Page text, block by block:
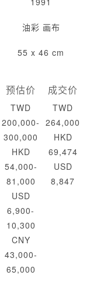
油彩 画布
55 x 46 cm
预估价
TWD
200,000-
300,000
HKD
54,000-
81,000
USD
6,900-
10,300
CNY
43,000-
65,000
成交价
TWD
264,000
HKD
69,474
USD
8,847